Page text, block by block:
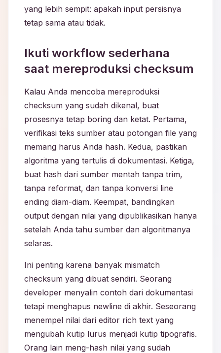
yang lebih sempit: apakah input persisnya
tetap sama atau tidak.
Ikuti workflow sederhana
saat mereproduksi checksum
Kalau Anda mencoba mereproduksi
checksum yang sudah dikenal, buat
prosesnya tetap boring dan ketat. Pertama,
verifikasi teks sumber atau potongan file yang
memang harus Anda hash. Kedua, pastikan
algoritma yang tertulis di dokumentasi. Ketiga,
buat hash dari sumber mentah tanpa trim,
tanpa reformat, dan tanpa konversi line
ending diam-diam. Keempat, bandingkan
output dengan nilai yang dipublikasikan hanya
setelah Anda tahu sumber dan algoritmanya
selaras.
Ini penting karena banyak mismatch
checksum yang dibuat sendiri. Seorang
developer menyalin contoh dari dokumentasi
tetapi menghapus newline di akhir. Seseorang
menempel nilai dari editor rich text yang
mengubah kutip lurus menjadi kutip tipografis.
Orang lain meng-hash nilai yang sudah